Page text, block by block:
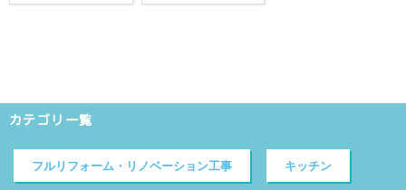
カテゴリ一覧
フルリフォーム・リノベーション工事 キッチン